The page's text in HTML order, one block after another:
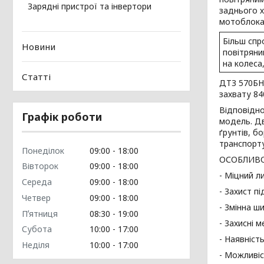
заднього
Більш
на
ДТЗ
захвату
модель.
ґрунтів,
- Міцний
- Захист
- Змінна
- Захисні
-
-
Зарядні пристрої та інвертори
Новини
Статті
Графік роботи
Понеділок 09:00
18:00
Вівторок
09:00
18:00
Середа
09:00
18:00
Четвер
09:00
18:00
Пʼятниця
08:30
19:00
Субота
10:00
17:00
Неділя
10:00 17:00